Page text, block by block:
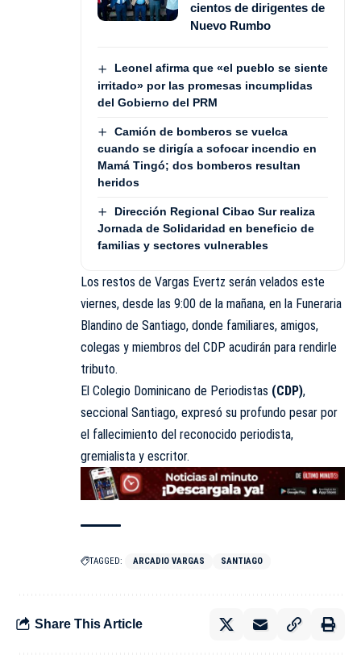
cientos de dirigentes de
Nuevo Rumbo
Leonel afirma que «el pueblo se siente
irritado» por las promesas incumplidas
del Gobierno del PRM
Camión de bomberos se vuelca
cuando se dirigía a sofocar incendio en
Mamá Tingó; dos bomberos resultan
heridos
Dirección Regional Cibao Sur realiza
Jornada de Solidaridad en beneficio de
familias y sectores vulnerables
Los restos de Vargas Evertz serán velados este
viernes, desde las 9:00 de la mañana, en la Funeraria
Blandino de Santiago, donde familiares, amigos,
colegas y miembros del CDP acudirán para rendirle
tributo.
El Colegio Dominicano de Periodistas (CDP),
seccional Santiago, expresó su profundo pesar por
el fallecimiento del reconocido periodista,
gremialista y escritor.
TAGGED: ARCADIO VARGAS SANTIAGO
Share This Article